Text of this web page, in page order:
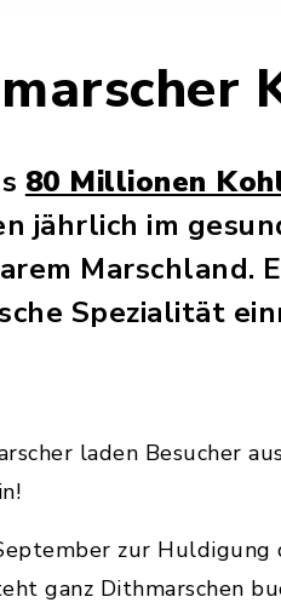
80 Millionen
jährlich im
Marschland.
Spezialität
laden Besucher
zur Huldigung
ganz Dithmarschen